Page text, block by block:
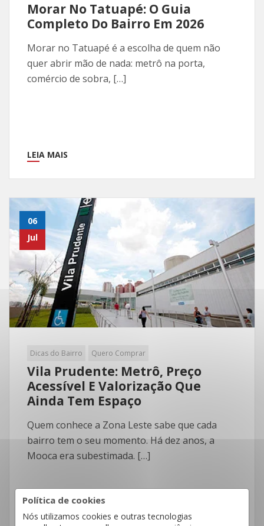
Política de cookies
Nós utilizamos cookies e outras tecnologias
Morar No Tatuapé: O Guia
Completo Do Bairro Em 2026
Morar no Tatuapé é a escolha de quem não
quer abrir mão de nada: metrô na porta,
comércio de sobra, […]
LEIA MAIS
06
Jul
Dicas do Bairro Quero Comprar
Vila Prudente: Metrô, Preço
Acessível E Valorização Que
Ainda Tem Espaço
Quem conhece a Zona Leste sabe que cada
bairro tem o seu momento. Há dez anos, a
Mooca era subestimada. […]
LEIA MAIS